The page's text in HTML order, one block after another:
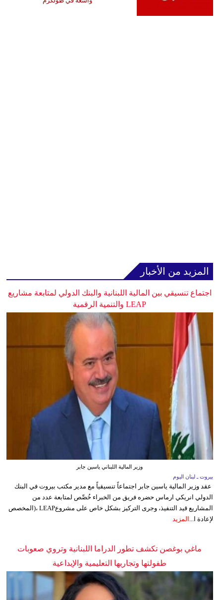
المزيد من الأخبار
اجتماع تنسيقي بين المالية اللبنانية والبنك الدولي لمتابعة مشاريع
LEAP والتنمية الرقمية
وزير المالية اللبناني ياسين جابر
بيروت ـ لبنان اليوم
عقد وزير المالية ياسين جابر اجتماعاً تنسيقياً مع مدير مكتب بيروت في البنك
الدولي انريكي ارماس حضره فريق من الخبراء خُصِّص لمتابعة عدد من
المشاريع قيد التنفيذ، وجرى التركيز بشكل خاص على مشروعLEAP ،(المخصص
لإعادة ا... المزيد
ماغي بوغصن تكشف تطور الدراما اللبنانية وتروي صعوبات
طفولتها وتجاربها التعليمية والإبداعية